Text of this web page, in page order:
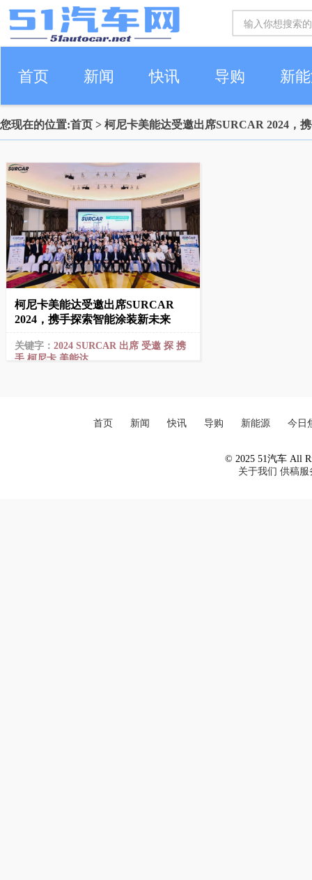
首页 新闻 快讯 导购 新
车生活
您现在的位置:首页 > 柯尼卡美能达受邀出席SURCAR 2024，
柯尼卡美能达受邀出席SURCAR
2024，携手探索智能涂装新未来
关键字： 2024 SURCAR 出席 受邀 探 携
手 柯尼卡 美能达
首页 新闻 快讯 导购 新能源 今日
© 2025 51汽车 All
关于我们 供稿服